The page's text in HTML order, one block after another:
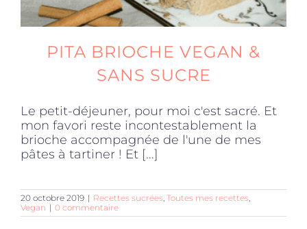
PITA BRIOCHE VEGAN &
SANS SUCRE
Le petit-déjeuner, pour moi c'est sacré. Et
mon favori reste incontestablement la
brioche accompagnée de l'une de mes
pâtes à tartiner ! Et [...]
20 octobre 2019 | Recettes sucrées Toutes mes recettes
Vegan | 0 commentaire